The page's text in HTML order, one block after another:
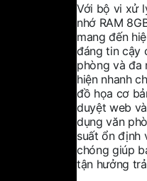
Với bộ vi xử
nhớ RAM
mang đến
đáng tin cậy
phòng và đa
hiện nhanh
đồ họa cơ
duyệt web
dụng văn
suất ổn định
chóng giúp
tận hưởng